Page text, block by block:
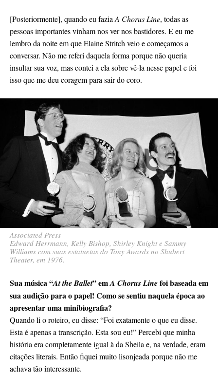
[Posteriormente], quando eu fazia A Chorus Line, todas as
pessoas importantes vinham nos ver nos bastidores. E eu me
lembro da noite em que Elaine Stritch veio e começamos a
conversar. Não me referi daquela forma porque não queria
insultar sua voz, mas contei a ela sobre vê-la nesse papel e foi
isso que me deu coragem para sair do coro.
Associated Press
Edward Herrmann, Kelly Bishop, Shirley Knight e Sammy
Williams com suas estatuetas do Tony Awards no Shubert
Theater, em 1976.
Sua música “At the Ballet” emA Chorus Linefoi baseada em
sua audição para o papel! Como se sentiu naquela época ao
apresentar uma minibiografia?
Quando li o roteiro, eu disse: “Foi exatamente o que eu disse.
Esta é apenas a transcrição. Esta sou eu!” Percebi que minha
história era completamente igual à da Sheila e, na verdade, eram
citações literais. Então fiquei muito lisonjeada porque não me
achava tão interessante.